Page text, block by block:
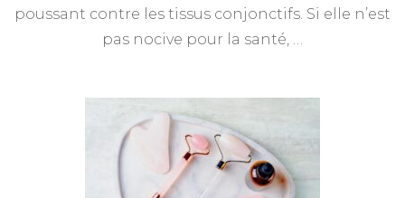
poussant contre les tissus conjonctifs. Si elle n’est
pas nocive pour la santé, …